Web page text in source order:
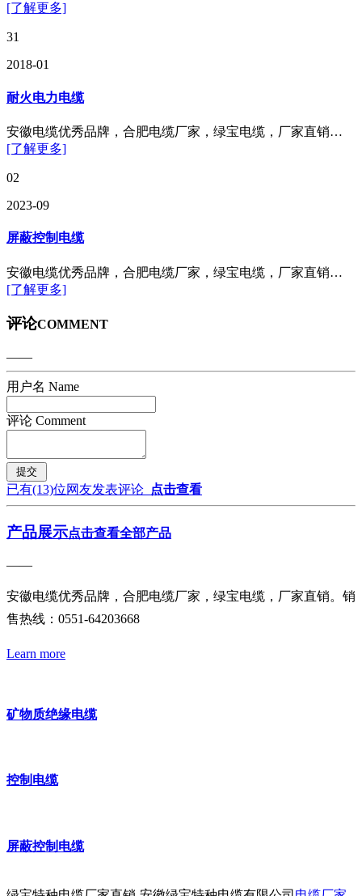
[了解更多]
31
2018-01
耐火电力电缆
安徽电缆优秀品牌，合肥电缆厂家，绿宝电缆，厂家直销…
[了解更多]
02
2023-09
屏蔽控制电缆
安徽电缆优秀品牌，合肥电缆厂家，绿宝电缆，厂家直销…
[了解更多]
评论COMMENT
——
用户名 Name
评论 Comment
已有(13)位网友发表评论 点击查看
产品展示点击查看全部产品
——
安徽电缆优秀品牌，合肥电缆厂家，绿宝电缆，厂家直销。销
售热线：0551-64203668
Learn more
矿物质绝缘电缆
控制电缆
屏蔽控制电缆